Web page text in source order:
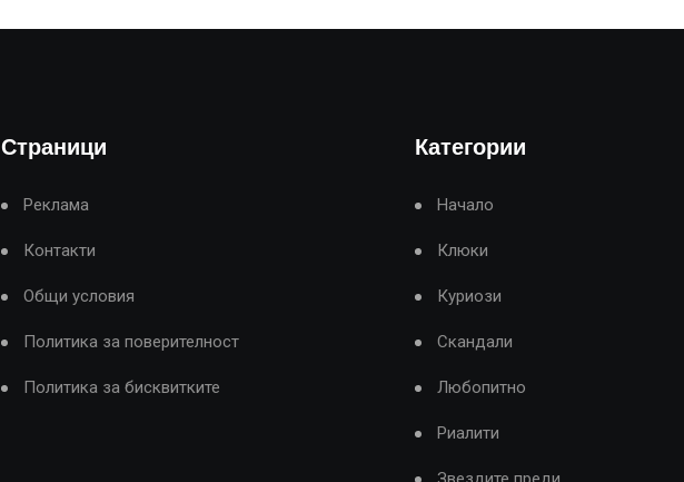
Страници
Реклама
Контакти
Общи условия
Политика за поверителност
Политика за бисквитките
Категории
Начало
Клюки
Куриози
Скандали
Любопитно
Риалити